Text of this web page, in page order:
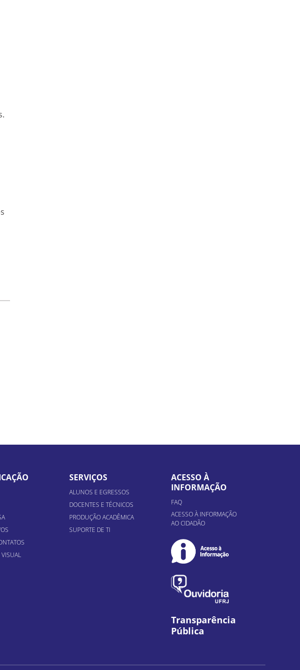
VISUAL
SERVIÇOS
ALUNOS E EGRESSOS
DOCENTES E TÉCNICOS
PRODUÇÃO ACADÊMICA
SUPORTE DE TI
ACESSO À
INFORMAÇÃO
FAQ
ACESSO À INFORMAÇÃO
AO CIDADÃO
Transparência
Pública